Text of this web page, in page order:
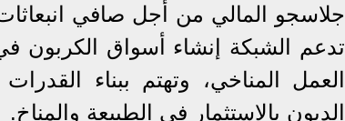
جلاسجو المالي من أجل صافي
تدعم الشبكة إنشاء أسواق الكربون
العمل المناخي، وتهتم ببناء
الديون بالاستثمار في الطبيعة والمناخ.